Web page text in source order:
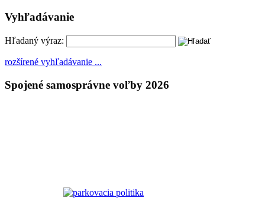
Vyhľadávanie
Hľadaný výraz:
rozšírené vyhľadávanie ...
Spojené samosprávne voľby 2026